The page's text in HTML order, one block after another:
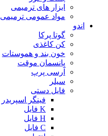
ابزار های ترمیمی
مواد عمومی ترمیمی
اندو
گوتا پرکا
کن کاغذی
خون بند و هموستات
پانسمان موقت
آرسی پرپ
سیلر
فایل دستی
فینگر اسپریدر
K فایل
H فایل
C فایل